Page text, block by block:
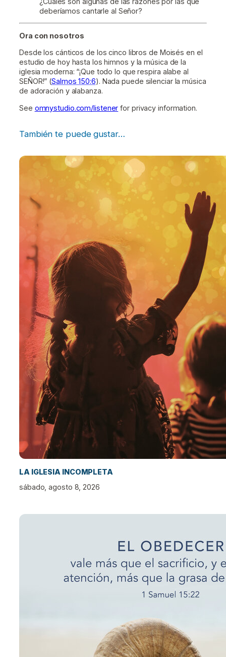
deberíamos cantarle al Señor?
Ora con nosotros
Desde los cánticos de los cinco libros de Moisés en el
estudio de hoy hasta los himnos y la música de la
iglesia moderna: “¡Que todo lo que respira alabe al
SEÑOR!” (Salmos 150:6). Nada puede silenciar la música
de adoración y alabanza.
See omnystudio.com/listener for privacy information.
También te puede gustar…
LA IGLESIA INCOMPLETA
sábado, agosto 8, 2026